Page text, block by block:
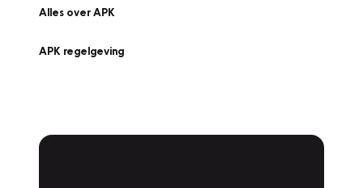
Alles over APK
APK regelgeving